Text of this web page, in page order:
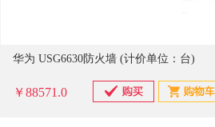
华为 USG6630防火墙 (计价单位：台)
￥88571.0